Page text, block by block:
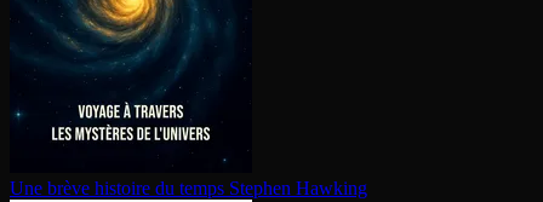
Une brève histoire du temps Stephen Hawking